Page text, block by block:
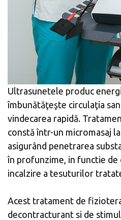
Ultrasunetele produc
îmbunătăţeşte circulaţia
vindecarea rapidă.
constă într-un micromasaj
asigurând penetrarea
în profunzime, in functie de
incalzire a tesuturilor
Acest tratament de
decontracturant si de